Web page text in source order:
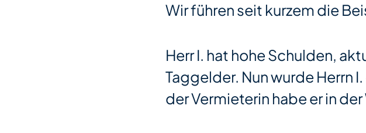
Wir führen seit kurzem die
Herr I. hat hohe Schulden,
Taggelder. Nun wurde Herrn
der Vermieterin habe er in